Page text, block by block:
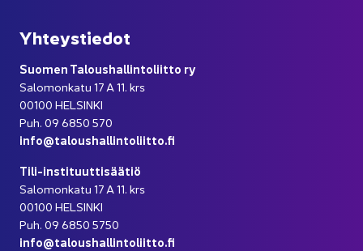
Yh­teys­tie­dot
Suo­men Ta­lous­hal­lin­to­liit­to ry
Sa­lo­mon­ka­tu 17 A 11. krs
00100 HEL­SIN­KI
Puh. 09 6850 570
info@ta­lous­hal­lin­to­liit­to.fi
Tili-​instituuttisäätiö
Sa­lo­mon­ka­tu 17 A 11. krs
00100 HEL­SIN­KI
Puh. 09 6850 5750
info@ta­lous­hal­lin­to­liit­to.fi